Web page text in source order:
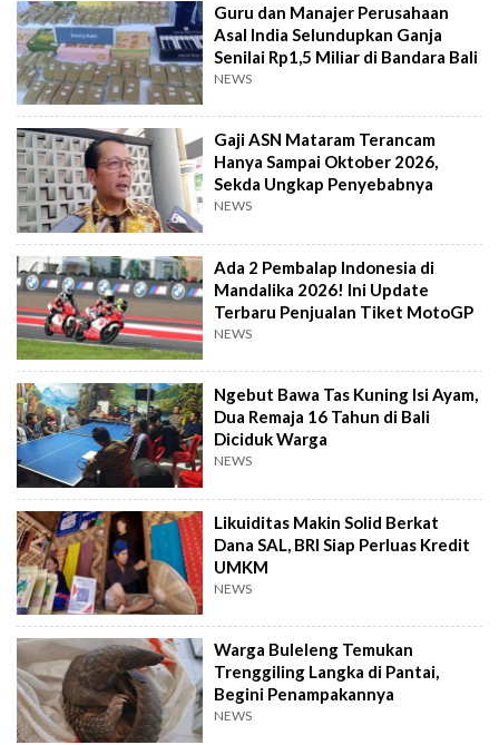
Guru dan Manajer Perusahaan
Asal India Selundupkan Ganja
Senilai Rp1,5 Miliar di Bandara Bali
NEWS
Gaji ASN Mataram Terancam
Hanya Sampai Oktober 2026,
Sekda Ungkap Penyebabnya
NEWS
Ada 2 Pembalap Indonesia di
Mandalika 2026! Ini Update
Terbaru Penjualan Tiket MotoGP
NEWS
Ngebut Bawa Tas Kuning Isi Ayam,
Dua Remaja 16 Tahun di Bali
Diciduk Warga
NEWS
Likuiditas Makin Solid Berkat
Dana SAL, BRI Siap Perluas Kredit
UMKM
NEWS
Warga Buleleng Temukan
Trenggiling Langka di Pantai,
Begini Penampakannya
NEWS